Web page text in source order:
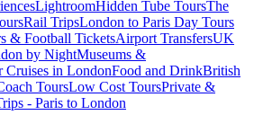
LightroomHidden Tube ToursThe
Rail TripsLondon to Paris Day Tours
& Football TicketsAirport TransfersUK
by NightMuseums &
Cruises in LondonFood and DrinkBritish
ToursLow Cost ToursPrivate &
- Paris to London